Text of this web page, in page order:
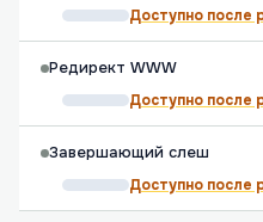
Доступно после
Редирект WWW
Доступно после
Завершающий слеш
Доступно после